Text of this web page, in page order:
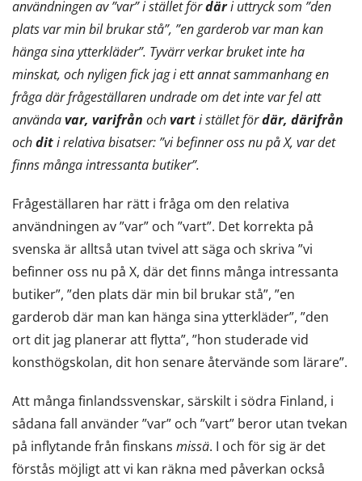
användningen av ”var” i stället fördäri uttryck som ”den
plats var min bil brukar stå”, ”en garderob var man kan
hänga sina ytterkläder”. Tyvärr verkar bruket inte ha
minskat, och nyligen fick jag i ett annat sammanhang en
fråga där frågeställaren undrade om det inte var fel att
användavar, varifrån ochvarti stället fördär, därifrån
ochditi relativa bisatser: ”vi befinner oss nu på X, var det
finns många intressanta butiker”.
Frågeställaren har rätt i fråga om den relativa
användningen av ”var” och ”vart”. Det korrekta på
svenska är alltså utan tvivel att säga och skriva ”vi
befinner oss nu på X, där det finns många intressanta
butiker”, ”den plats där min bil brukar stå”, ”en
garderob där man kan hänga sina ytterkläder”, ”den
ort dit jag planerar att flytta”, ”hon studerade vid
konsthögskolan, dit hon senare återvände som lärare”.
Att många finlandssvenskar, särskilt i södra Finland, i
sådana fall använder ”var” och ”vart” beror utan tvekan
på inflytande från finskans missä. I och för sig är det
förstås möjligt att vi kan räkna med påverkan också